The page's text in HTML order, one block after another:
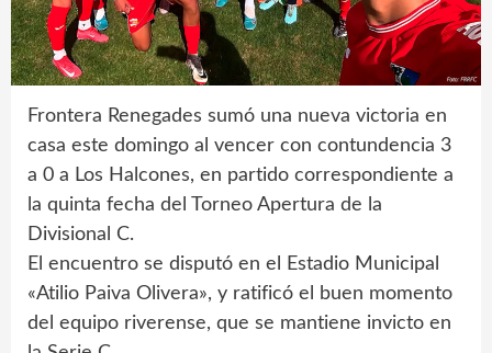
Frontera Renegades sumó una nueva victoria en
casa este domingo al vencer con contundencia 3
a 0 a Los Halcones, en partido correspondiente a
la quinta fecha del Torneo Apertura de la
Divisional C.
El encuentro se disputó en el Estadio Municipal
«Atilio Paiva Olivera», y ratificó el buen momento
del equipo riverense, que se mantiene invicto en